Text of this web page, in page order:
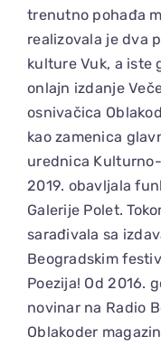
trenutno pohađa
realizovala je dva
kulture Vuk, a iste
onlajn izdanje
osnivačica
kao zamenica
urednica
2019. obavljala
Galerije Polet.
sarađivala sa
Beogradskim
Poezija! Od 2016.
novinar na Radio
Oblakoder